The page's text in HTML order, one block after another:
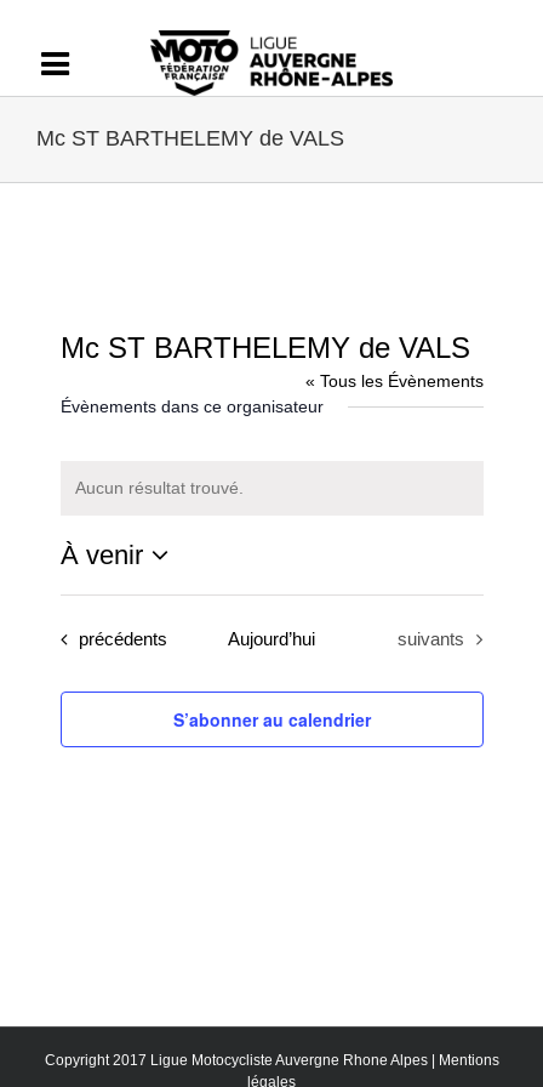
contenu
Mc ST BARTHELEMY de VALS
Mc ST BARTHELEMY de VALS
« Tous les Évènements
Évènements dans ce organisateur
Notice
Aucun résultat trouvé.
À venir
Sélectionnez
uneÉvènements
précédents Aujourd’hui Évènements
suivants
S’abonner au calendrier
Copyright 2017 Ligue Motocycliste Auvergne Rhone Alpes |
Mentions
légales